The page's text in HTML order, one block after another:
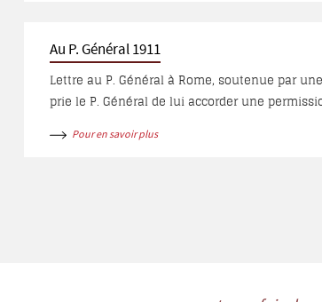
Au P. Général 1911
Lettre au P. Général à Rome, soutenue par
prie le P. Général de lui accorder une
Pour en savoir plus